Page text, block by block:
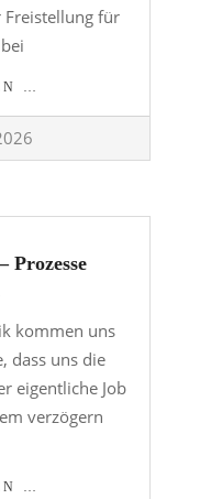
Freistellung für
…
Prozesse
kommen uns
dass uns die
eigentliche Job
verzögern
…